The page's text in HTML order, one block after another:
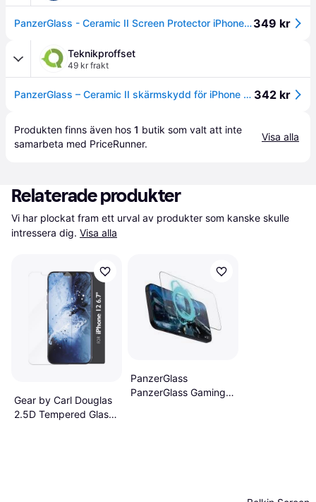
PanzerGlass - Ceramic II Screen Protector iPhone - 17 Pro Max - UWF w. EasyAligner349 kr
Teknikproffset
49 kr frakt
PanzerGlass – Ceramic II skärmskydd för iPhone 17 Pro Max – UWF med EasyAligner 342 kr
Produkten finns även hos 1 butik som valt att inte
samarbeta med PriceRunner.
Visa alla
Relaterade produkter
Vi har plockat fram ett urval av produkter som kanske skulle
intressera dig. Visa alla
Gear by Carl Douglas
2.5D Tempered Glass
PanzerGlass
PanzerGlass Gaming